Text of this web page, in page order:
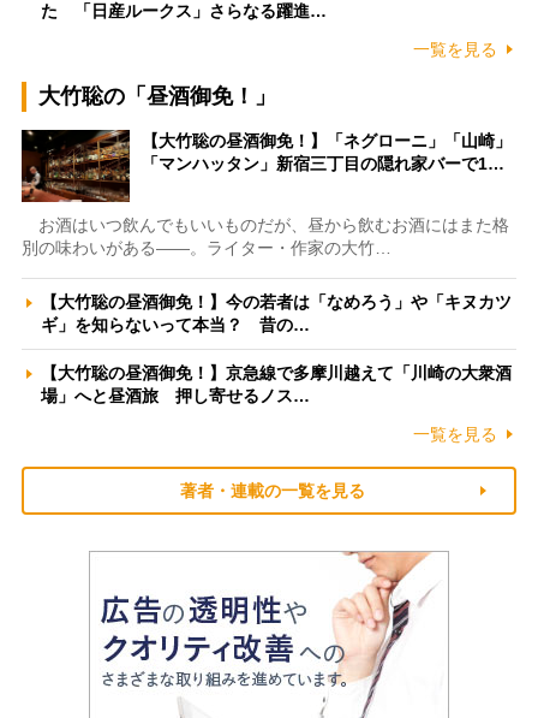
た 「日産ルークス」さらなる躍進…
一覧を見る
大竹聡の「昼酒御免！」
【大竹聡の昼酒御免！】「ネグローニ」「山崎」
「マンハッタン」新宿三丁目の隠れ家バーで1…
お酒はいつ飲んでもいいものだが、昼から飲むお酒にはまた格
別の味わいがある――。ライター・作家の大竹…
【大竹聡の昼酒御免！】今の若者は「なめろう」や「キヌカツ
ギ」を知らないって本当？ 昔の…
【大竹聡の昼酒御免！】京急線で多摩川越えて「川崎の大衆酒
場」へと昼酒旅 押し寄せるノス…
一覧を見る
著者・連載の一覧を見る